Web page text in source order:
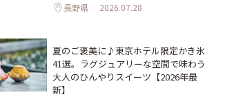
長野県 2026.07.28
夏のご褒美に♪東京ホテル限定かき氷
41選。ラグジュアリーな空間で味わう
大人のひんやりスイーツ【2026年最
新】